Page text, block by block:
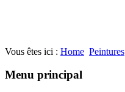
Vous êtes ici : Home Peintures
Menu principal